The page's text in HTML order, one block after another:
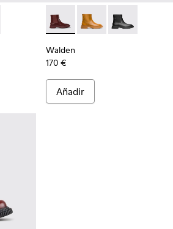
003 - Botines burdeos
- K400573-002- K400573-001
Walden - K400531-005 -
Walden - K400531-
Walden -
Walden
170 €
Añadir